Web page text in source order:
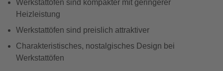
Werkstattöfen sind kompakter mit geringerer
Heizleistung
Werkstattöfen sind preislich attraktiver
Charakteristisches, nostalgisches Design bei
Werkstattöfen